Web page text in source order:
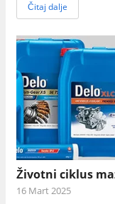
Čitaj dalje
Životni ciklus
16 Mart 2025